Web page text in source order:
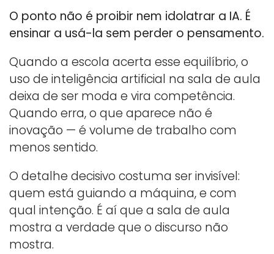
O ponto não é proibir nem idolatrar a IA. É
ensinar a usá-la sem perder o pensamento.
Quando a escola acerta esse equilíbrio, o
uso de inteligência artificial na sala de aula
deixa de ser moda e vira competência.
Quando erra, o que aparece não é
inovação — é volume de trabalho com
menos sentido.
O detalhe decisivo costuma ser invisível:
quem está guiando a máquina, e com
qual intenção. É aí que a sala de aula
mostra a verdade que o discurso não
mostra.